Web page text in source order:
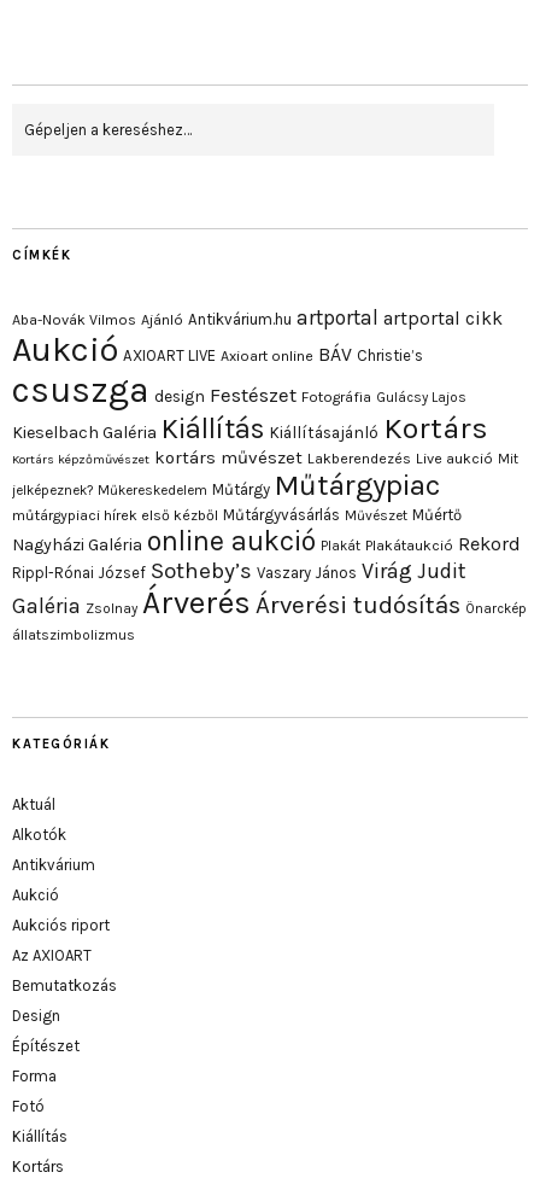
CÍMKÉK
Aba-Novák Vilmos Ajánló Antikvárium.hu artportal artportal cikk
Aukció AXIOART LIVE Axioart online BÁV Christie’s
csuszga design Festészet Fotográfia Gulácsy Lajos
Kieselbach Galéria Kiállítás Kiállításajánló Kortárs
Kortárs képzőművészet kortárs művészet Lakberendezés Live aukció Mit
jelképeznek? Műkereskedelem Műtárgy Műtárgypiac
műtárgypiaci hírek első kézből Műtárgyvásárlás Művészet Műértő
Nagyházi Galéria online aukció Plakát Plakátaukció Rekord
Rippl-Rónai József Sotheby’s Vaszary János Virág Judit
Galéria Zsolnay Árverés Árverési tudósítás Önarckép
állatszimbolizmus
KATEGÓRIÁK
Aktuál
Alkotók
Antikvárium
Aukció
Aukciós riport
Az AXIOART
Bemutatkozás
Design
Építészet
Forma
Fotó
Kiállítás
Kortárs